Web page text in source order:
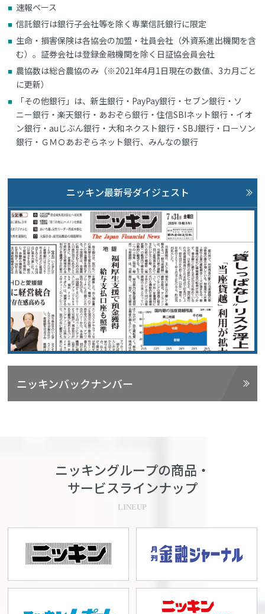
速報ベース
信託銀行は銀行子会社等を除く専業信託銀行に限定
生命・損害保険は各協会の加盟・社員会社（外資系進出機関を含
む）。証券会社は登録金融機関を除く日証協会員会社
農協数は総合農協のみ（※2021年4月1日現在の数値、3カ月ごと
に更新）
「その他銀行」は、新生銀行・PayPay銀行・セブン銀行・ソ
ニー銀行・楽天銀行・あおぞら銀行・住信SBIネット銀行・イオ
ン銀行・auじぶん銀行・大和ネクスト銀行・SBJ銀行・ローソン
銀行・ＧＭＯあおぞらネット銀行、みんなの銀行
ニッキン最新号ダイジェスト
ニッキンバックナンバー
ニッキングループの商品・
サービスラインナップ
LINEUP